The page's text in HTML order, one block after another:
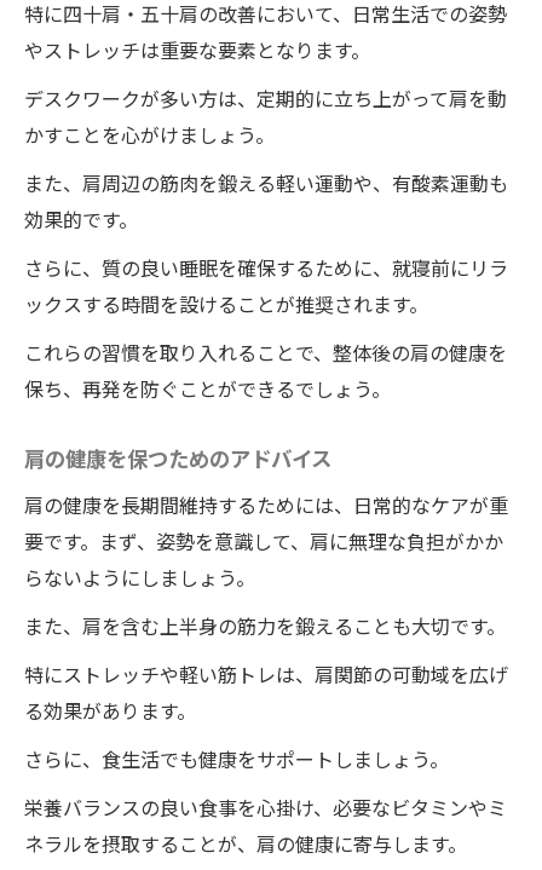
特に四十肩・五十肩の改善において、日常生活での姿勢
やストレッチは重要な要素となります。
デスクワークが多い方は、定期的に立ち上がって肩を動
かすことを心がけましょう。
また、肩周辺の筋肉を鍛える軽い運動や、有酸素運動も
効果的です。
さらに、質の良い睡眠を確保するために、就寝前にリラ
ックスする時間を設けることが推奨されます。
これらの習慣を取り入れることで、整体後の肩の健康を
保ち、再発を防ぐことができるでしょう。
肩の健康を保つためのアドバイス
肩の健康を長期間維持するためには、日常的なケアが重
要です。まず、姿勢を意識して、肩に無理な負担がかか
らないようにしましょう。
また、肩を含む上半身の筋力を鍛えることも大切です。
特にストレッチや軽い筋トレは、肩関節の可動域を広げ
る効果があります。
さらに、食生活でも健康をサポートしましょう。
栄養バランスの良い食事を心掛け、必要なビタミンやミ
ネラルを摂取することが、肩の健康に寄与します。